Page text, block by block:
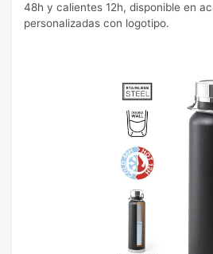
48h y calientes 12h, disponible en
personalizadas con logotipo.